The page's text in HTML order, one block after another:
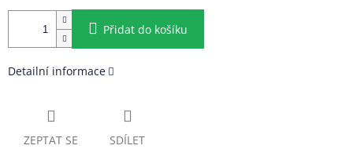
Přidat do košíku
Detailní informace
ZEPTAT SE SDÍLET